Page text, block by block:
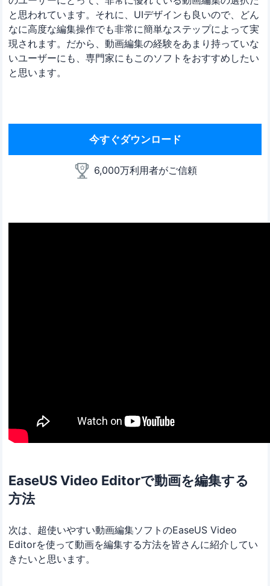
と思われています。それに、UIデザインも良いので、どん
なに高度な編集操作でも非常に簡単なステップによって実
現されます。だから、動画編集の経験をあまり持っていな
いユーザーにも、専門家にもこのソフトをおすすめしたい
と思います。
今すぐダウンロード
6,000万利用者がご信頼
EaseUS Video Editorで動画を編集する
方法
次は、超使いやすい動画編集ソフトのEaseUS Video
Editorを使って動画を編集する方法を皆さんに紹介してい
きたいと思います。